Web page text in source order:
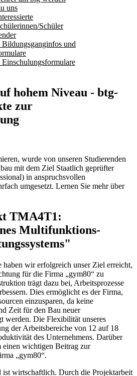
uns
Schüler
und
hohem Niveau - btg-
zur
wurde von unseren Studierenden
mit dem Ziel Staatlich geprüfter
in anspruchsvollen
umgesetzt. Lernen Sie mehr über
TMA4T1:
Multifunktions-
haben wir erfolgreich unser Ziel erreicht,
für die Firma „gym80“ zu
trägt dazu bei, Arbeitsprozesse
Dies ermöglicht es der Firma,
einzusparen, da keine
Zeit für den Bau neuer
werden. Die Flexibilität unseres
der Arbeitsbereiche von 12 auf 18
des Unternehmens. Darüber
einen wichtigen Beitrag zur
„gym80“.
ist wirtschaftlich. Durch die Projektarbeit